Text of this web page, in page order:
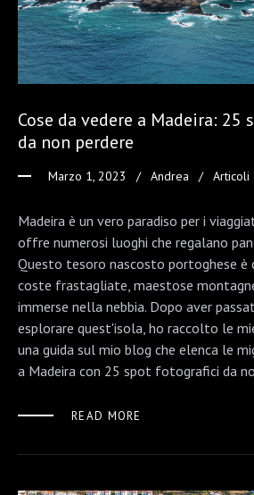
Cose da vedere a Madeira:
da non perdere
Marzo 1, 2023 Andrea Articoli
Madeira è un vero paradiso per i
offre numerosi luoghi che regalano
Questo tesoro nascosto portoghese
coste frastagliate, maestose
immerse nella nebbia. Dopo aver
esplorare quest'isola, ho raccolto le
una guida sul mio blog che elenca le
a Madeira con 25 spot fotografici da
READ MORE